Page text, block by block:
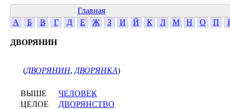
Главная
А
Б В Г Д Е Ж З И Й К Л М Н О П
ДВОРЯНИН
(ДВОРЯНИН, ДВОРЯНКА)
ВЫШЕ
ЧЕЛОВЕК
ЦЕЛОЕ
ДВОРЯНСТВО